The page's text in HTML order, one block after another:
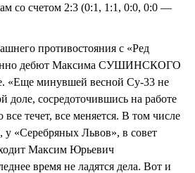
со счетом 2:3 (0:1, 1:1, 0:0, 0:0 —
противостояния с «Ред
дебют Максима СУШИНСКОГО
«Еще минувшей весной Су-33 не
доле, сосредоточившись на работе
течет, все меняется. В том числе
«Серебряных Львов», в совет
Максим Юрьевич
время не ладятся дела. Вот и